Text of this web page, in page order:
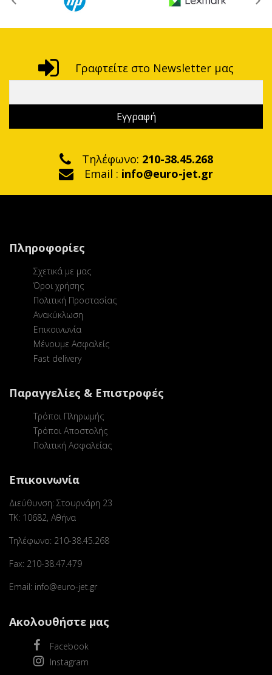
Γραφτείτε στο Newsletter μας
Τηλέφωνο: 210-38.45.268
Email : info@euro-jet.gr
Πληροφορίες
Σχετικά με μας
Όροι χρήσης
Πολιτική Προστασίας
Ανακύκλωση
Επικοινωνία
Μένουμε Ασφαλείς
Fast delivery
Παραγγελίες & Επιστροφές
Τρόποι Πληρωμής
Τρόποι Αποστολής
Πολιτική Ασφαλείας
Επικοινωνία
Διεύθυνση: Στουρνάρη 23
ΤΚ: 10682, Αθήνα
Τηλέφωνο: 210-38.45.268
Fax: 210-38.47.479
Email: info@euro-jet.gr
Ακολουθήστε μας
Facebook
Instagram